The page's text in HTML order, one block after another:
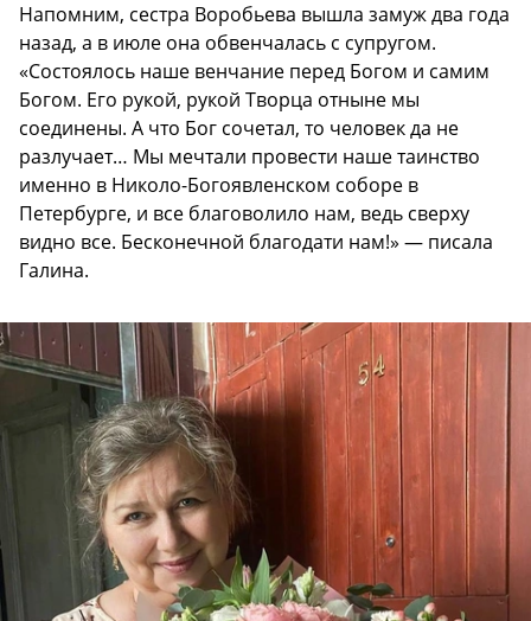
Напомним, сестра Воробьева вышла замуж два года
назад, а в июле она обвенчалась с супругом.
«Состоялось наше венчание перед Богом и самим
Богом. Его рукой, рукой Творца отныне мы
соединены. А что Бог сочетал, то человек да не
разлучает… Мы мечтали провести наше таинство
именно в Николо-Богоявленском соборе в
Петербурге, и все благоволило нам, ведь сверху
видно все. Бесконечной благодати нам!» — писала
Галина.